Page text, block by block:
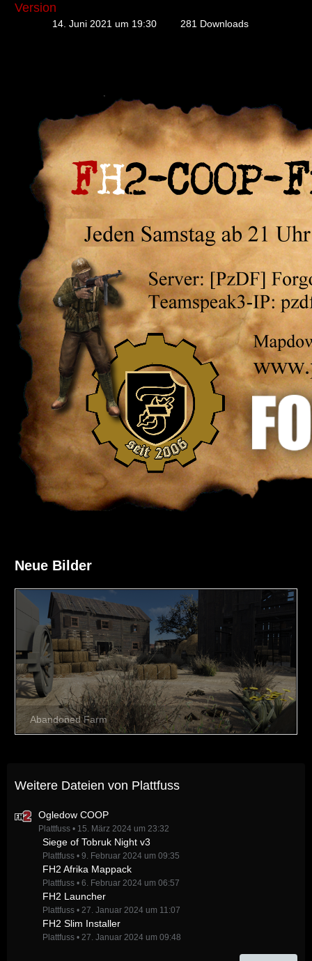
Version
14. Juni 2021 um 19:30 281 Downloads
Neue Bilder
Weitere Dateien von Plattfuss
Ogledow COOP
Plattfuss 15. März 2024 um 23:32
Siege of Tobruk Night v3
Plattfuss 9. Februar 2024 um 09:35
FH2 Afrika Mappack
Plattfuss 6. Februar 2024 um 06:57
FH2 Launcher
Plattfuss 27. Januar 2024 um 11:07
FH2 Slim Installer
Plattfuss 27. Januar 2024 um 09:48